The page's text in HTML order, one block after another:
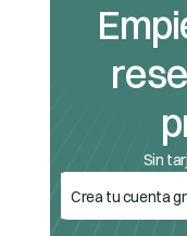
Sin
Crea tu cuenta